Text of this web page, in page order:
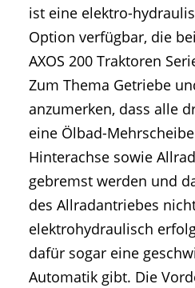
ist eine elektro-
Option verfügbar, die
AXOS 200 Traktoren
Zum Thema Getriebe
anzumerken, dass alle
eine Ölbad-
Hinterachse sowie
gebremst werden und
des Allradantriebes
elektrohydraulisch
dafür sogar eine
Automatik gibt. Die